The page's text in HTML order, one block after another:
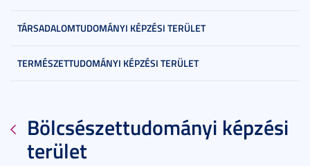
TÁRSADALOMTUDOMÁNYI KÉPZÉSI TERÜLET
TERMÉSZETTUDOMÁNYI KÉPZÉSI TERÜLET
Bölcsészettudományi képzési
terület